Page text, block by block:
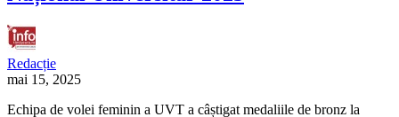
Redacție
mai 15, 2025
Echipa de volei feminin a UVT a câștigat medaliile de bronz la